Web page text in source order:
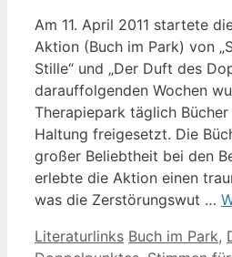
Am 11. April 2011 startete
Aktion (Buch im Park) von
Stille“ und „Der Duft des
darauffolgenden Wochen
Therapiepark täglich
Haltung freigesetzt. Die
großer Beliebtheit bei den
erlebte die Aktion einen
was die Zerstörungswut …
Kategorien
Literaturlinks Schlagwörter
Buch im Park,